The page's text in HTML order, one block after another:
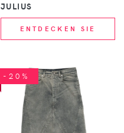
JULIUS
ENTDECKEN SIE
-20%